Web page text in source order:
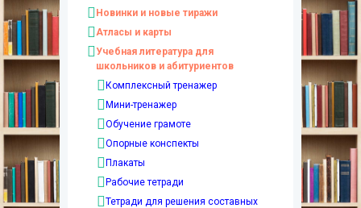
Новинки и новые тиражи
Атласы и карты
Учебная литература для
школьников и абитуриентов
Комплексный тренажер
Мини-тренажер
Обучение грамоте
Опорные конспекты
Плакаты
Рабочие тетради
Тетради для решения составных